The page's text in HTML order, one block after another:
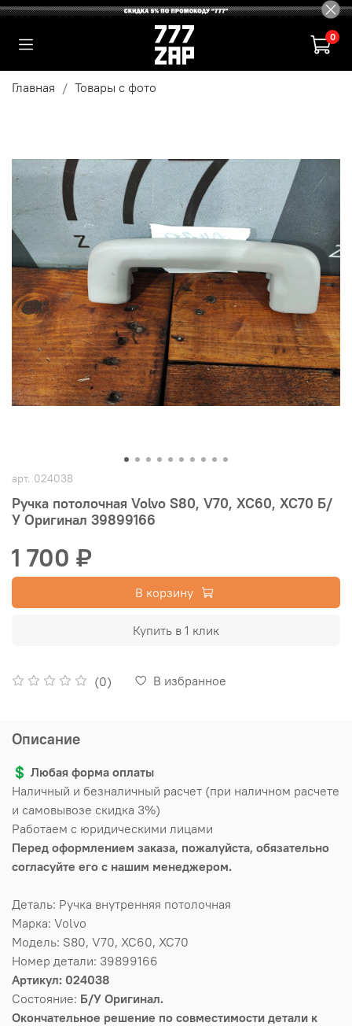
0
Главная Товары с фото
арт. 024038
Ручка потолочная Volvo S80, V70, XC60, XC70 Б/
У Оригинал 39899166
(0) В избранное
1 700 ₽
В корзину
Купить в 1 клик
Описание
💲 Любая форма оплаты
Наличный и безналичный расчет (при наличном расчете
и самовывозе скидка 3%)
Работаем с юридическими лицами
Перед оформлением заказа, пожалуйста, обязательно
согласуйте его с нашим менеджером.
Деталь: Ручка внутренняя потолочная
Марка: Volvo
Модель: S80, V70, XC60, XC70
Номер детали: 39899166
Артикул: 024038
Состояние: Б/У Оригинал.
Окончательное решение по совместимости детали к